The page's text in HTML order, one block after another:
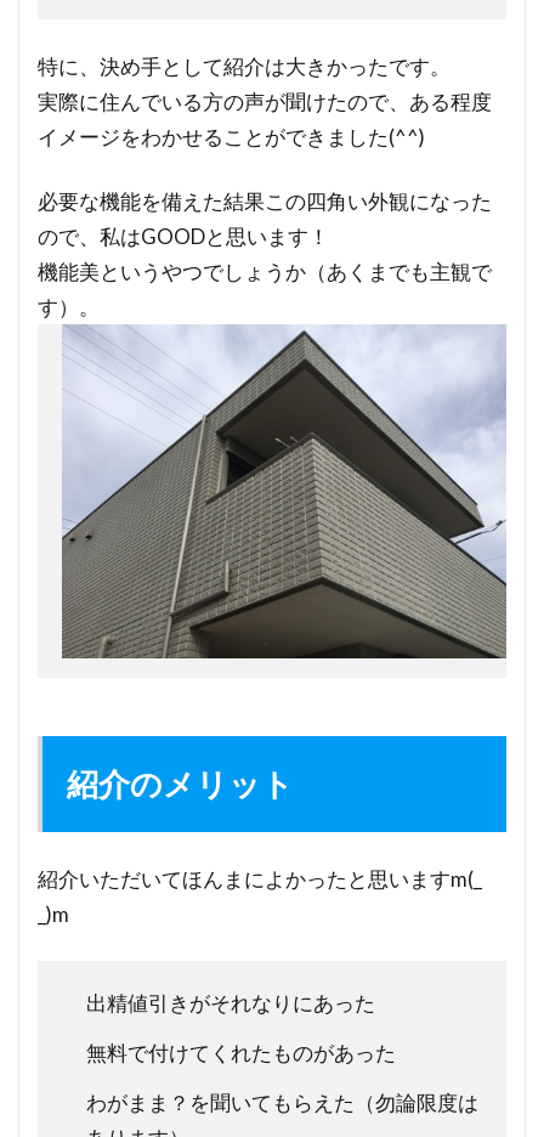
特に、決め手として紹介は大きかったです。
実際に住んでいる方の声が聞けたので、ある程度
イメージをわかせることができました(^^)
必要な機能を備えた結果この四角い外観になった
ので、私はGOODと思います！
機能美というやつでしょうか（あくまでも主観で
す）。
紹介のメリット
紹介いただいてほんまによかったと思いますm(_
_)m
出精値引きがそれなりにあった
無料で付けてくれたものがあった
わがまま？を聞いてもらえた（勿論限度は